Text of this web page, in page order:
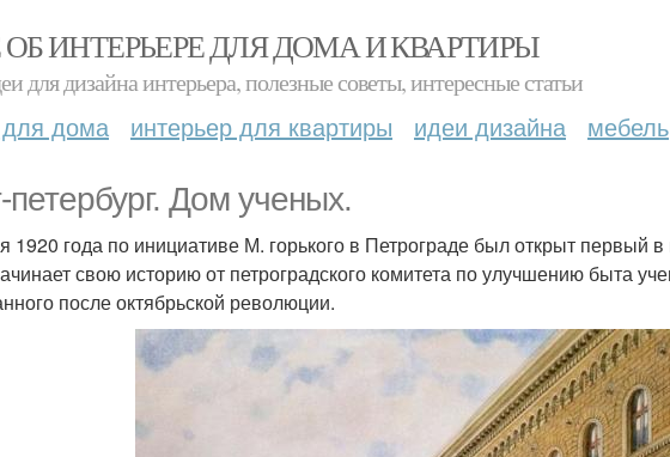
ОБ ИНТЕРЬЕРЕ ДЛЯ ДОМА И КВАРТИРЫ
для дизайна интерьера, полезные советы, интересные статьи
для дома интерьер для квартиры идеи дизайна мебель
петербург. Дом ученых.
1920 года по инициативе М. горького в Петрограде был открыт первый
свою историю от петроградского комитета по улучшению быта
после октябрьской революции.